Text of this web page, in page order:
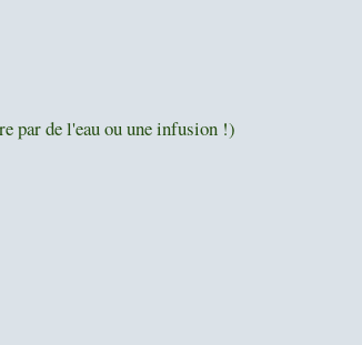
par de l'eau ou une infusion !)